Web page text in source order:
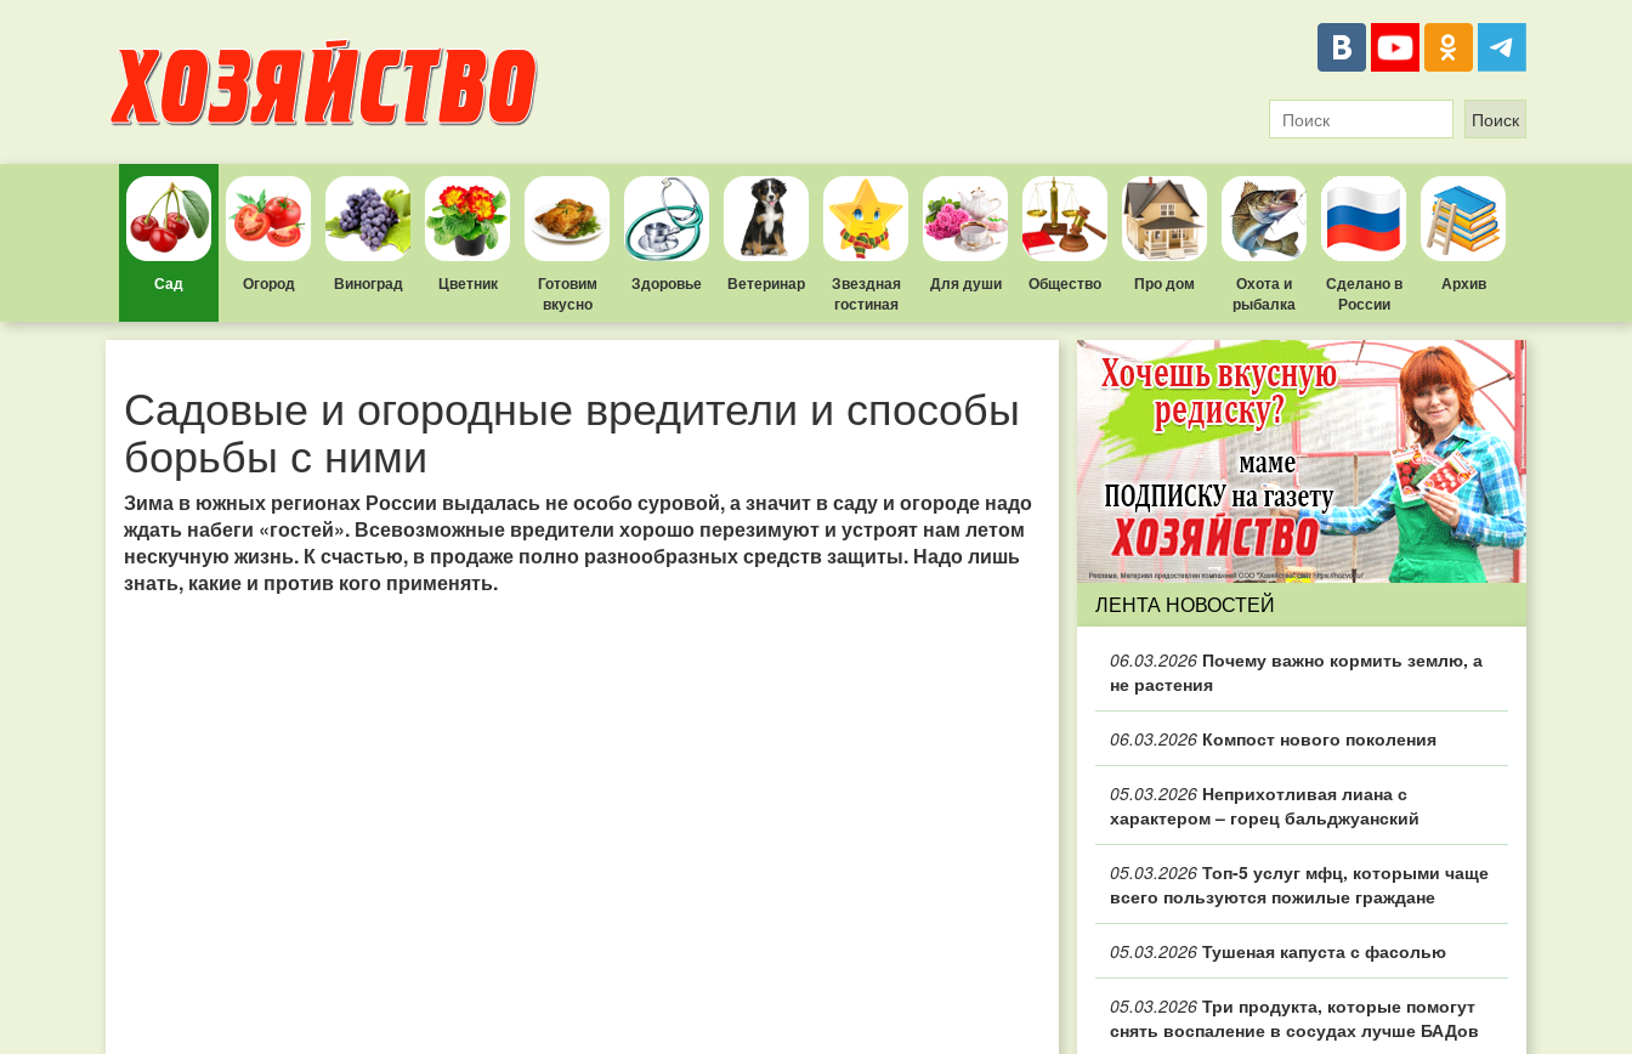
Сад Огород Виноград Цветник
Готовим
вкусно
Здоровье Ветеринар
Звездная
гостиная
Для души Общество Про дом
Охота и
рыбалка
Сделано в
России
Архив
Садовые и огородные вредители и способы
борьбы с ними
Зима в южных регионах России выдалась не особо суровой, а значит в саду и огороде надо
ждать набеги «гостей». Всевозможные вредители хорошо перезимуют и устроят нам летом
нескучную жизнь. К счастью, в продаже полно разнообразных средств защиты. Надо лишь
знать, какие и против кого применять.
ЛЕНТА НОВОСТЕЙ
06.03.2026 Почему важно кормить землю, а
не растения
06.03.2026 Компост нового поколения
05.03.2026 Неприхотливая лиана с
характером – горец бальджуанский
05.03.2026 Топ‑5 услуг мфц, которыми чаще
всего пользуются пожилые граждане
05.03.2026 Тушеная капуста с фасолью
05.03.2026 Три продукта, которые помогут
снять воспаление в сосудах лучше БАДов